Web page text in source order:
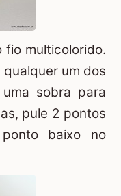
multicolorido.
um dos
sobra para
pule 2 pontos
baixo no